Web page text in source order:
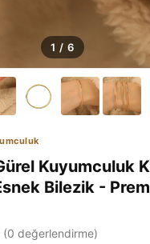
1 / 6
Kuyumculuk
Bilezik -
(0 değerlendirme)